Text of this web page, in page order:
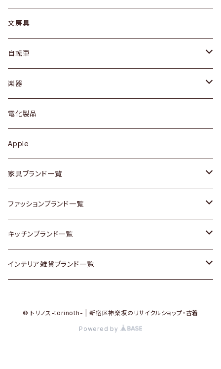
デスク / コンソール
ドレッサー
シェルフ
キュリオケース / 飾り棚
カップボード / 食器棚
チェスト
その他家具
Vintageヴィンテージ / Antiqueアンティーク
Designers / デザイナーズ
ピアス / イヤリング
バッグ
アウター
トップス
ワンピース
ボトムス
靴
スカーフ
腕時計
Vintage / ヴィンテージ
カップ / マグ
プレート / ボウル
カトラリー
ケトル / ティーポット
鍋 / フライパン
Vintage / ヴィンテージ
銀製品
和物 / 作家物
その他キッチン雑貨
文房具
自転車
dahon
楽器
ギター
ベース
その他楽器
電化製品
Apple
家具ブランド一覧
ACME Furniture / アクメ ファニチャー
ACTUS / アクタス
arflex / アルフレックス
ファッションブランド一覧
agnes b / アニエス ベー
BALLY / バリー
キッチンブランド一覧
ARABIA / アラビア
インテリア雑貨ブランド一覧
© トリノス-torinoth- | 新宿区神楽坂のリサイクルショップ・古着
Powered by